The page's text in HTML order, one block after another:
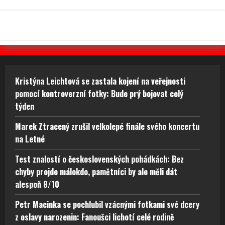
Kristýna Leichtová se zastala kojení na veřejnosti
pomocí kontroverzní fotky: Bude prý bojovat celý
týden
Marek Ztracený zrušil velkolepé finále svého koncertu
na Letné
Test znalostí o československých pohádkách: Bez
chyby projde málokdo, pamětníci by ale měli dát
alespoň 8/10
Petr Macinka se pochlubil vzácnými fotkami své dcery
z oslavy narozenin: Fanoušci lichotí celé rodině